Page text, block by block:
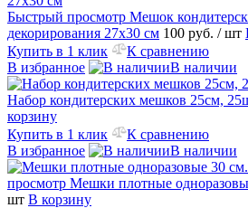
Быстрый просмотр Мешок
декорирования 27х30 см 100 руб. / шт
Купить в 1 клик
К сравнению
В избранное
В наличии
Набор кондитерских мешков 25см,
корзину
Купить в 1 клик
К сравнению
В избранное
В наличии
просмотр Мешки плотные
шт В корзину